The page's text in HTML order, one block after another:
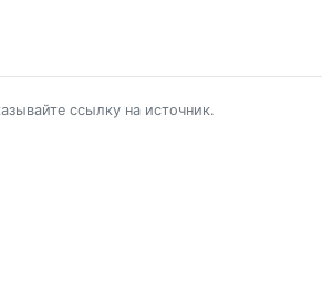
ссылку на источник.